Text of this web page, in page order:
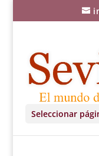
Seleccionar